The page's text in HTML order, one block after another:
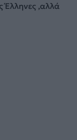
Έλληνες ,αλλά